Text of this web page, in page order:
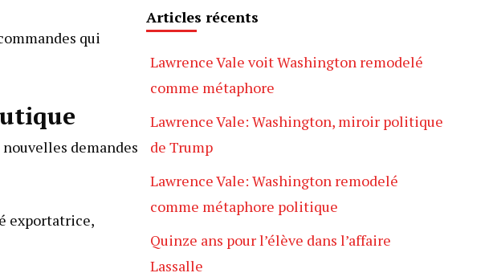
qui
demandes
exportatrice,
Articles récents
Lawrence Vale voit Washington remodelé
comme métaphore
Lawrence Vale: Washington, miroir politique
de Trump
Lawrence Vale: Washington remodelé
comme métaphore politique
Quinze ans pour l’élève dans l’affaire
Lassalle